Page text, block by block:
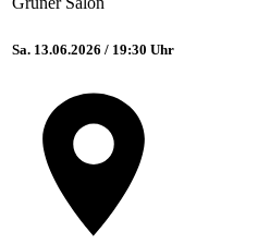
Sa. 13.06.2026 / 19:30 Uhr